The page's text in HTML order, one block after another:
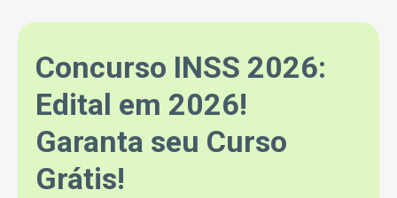
Concurso INSS 2026:
Edital em 2026!
Garanta seu Curso
Grátis!